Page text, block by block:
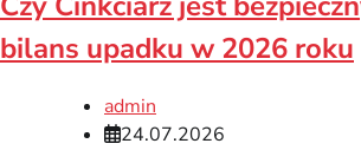
bilans upadku w 2026 roku
admin
24.07.2026